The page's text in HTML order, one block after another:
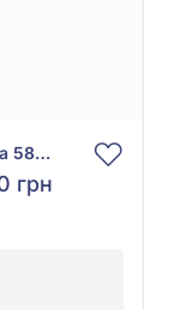
Каблучка з жовтого золота 585° із зеленим смарагдом 0,2ct та діамантами 0,24ct, арт. 701-005и*
грн